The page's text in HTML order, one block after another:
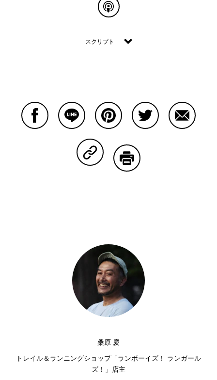
スクリプト
Copy Linkで共有する
桑原 慶
トレイル＆ランニングショップ「ランボーイズ！ ランガール
ズ！」店主